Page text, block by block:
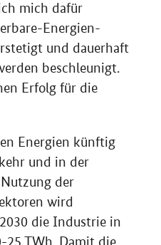
mich dafür
Energien-
und dauerhaft
beschleunigt.
Erfolg für die
Energien künftig
und in der
der
wird
die Industrie in